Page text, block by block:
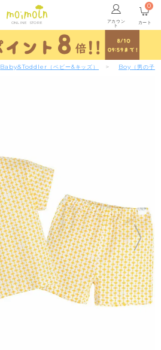
ONLINE STORE アカウン
ト カート
0
Baby&Toddler （ベビー&キッズ） Boy （男の子）